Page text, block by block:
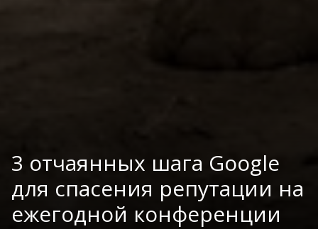
3 отчаянных шага Google
для спасения репутации на
ежегодной конференции